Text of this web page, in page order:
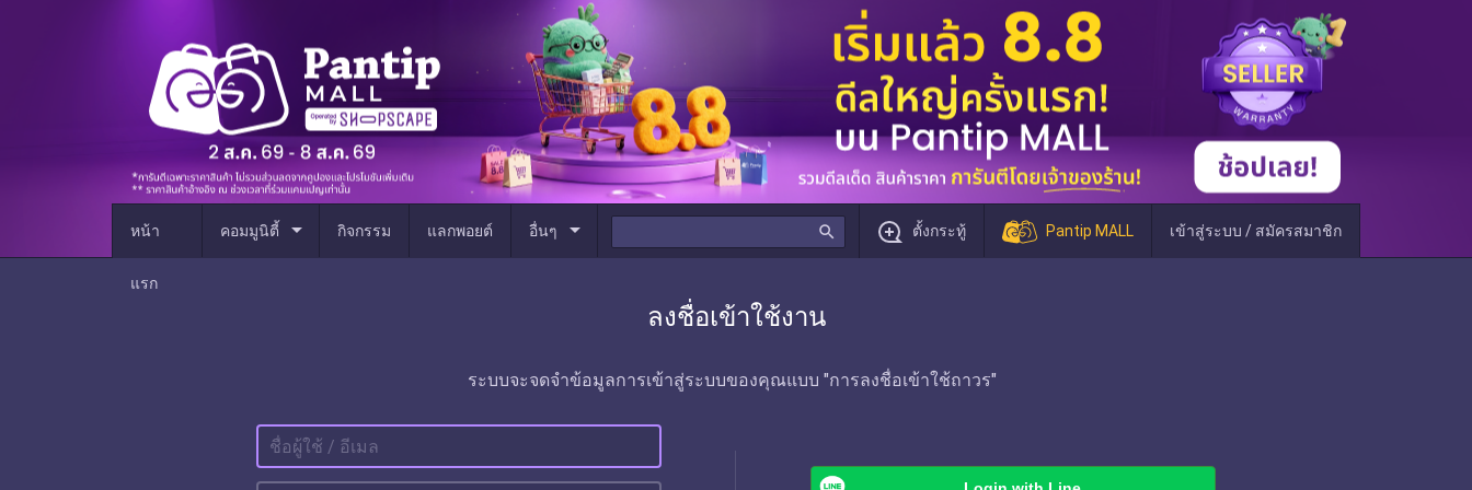
หน้า
แรก
คอมมูนิตี้ arrow_drop_down กิจกรรม แลกพอยต์ อื่นๆ arrow_drop_down search ตั้งกระทู้ Pantip MALL เข้าสู่ระบบ / สมัครสมาชิก
ลงชื่อเข้าใช้งาน
ระบบจะจดจำข้อมูลการเข้าสู่ระบบของคุณแบบ "การลงชื่อเข้าใช้ถาวร"